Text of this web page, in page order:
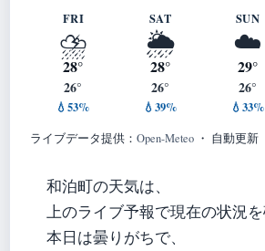
FRI
⛈️
28°
26°
💧53%
SAT
🌦️
28°
26°
💧39%
SUN
☁️
29°
26°
💧33%
ライブデータ提供： Open-Meteo ・ 自動更新
和泊町の天気は、
上のライブ予報で現在の状況を
本日は曇りがちで、